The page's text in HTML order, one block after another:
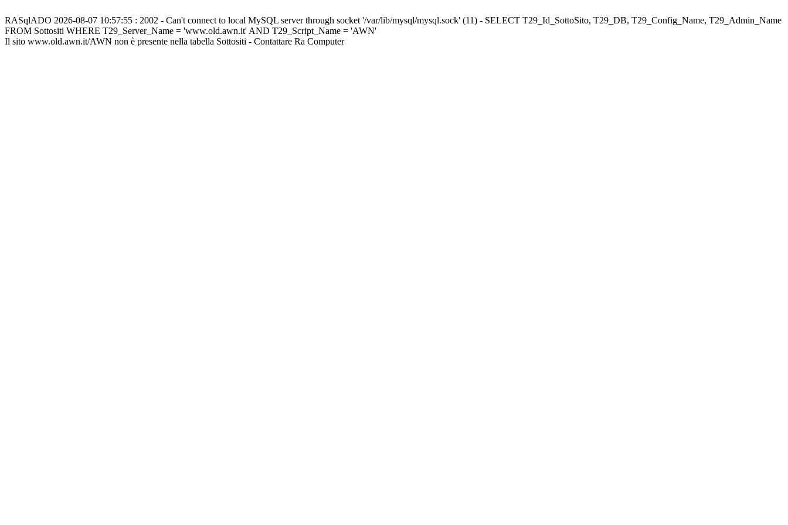
RASqlADO 2026-08-07 10:57:55 : 2002 - Can't connect to local MySQL server through socket '/var/lib/mysql/mysql.sock' (11) - SELECT T29_Id_SottoSito, T29_DB, T29_Config_Name, T29_Admin_Name
FROM Sottositi WHERE T29_Server_Name = 'www.old.awn.it' AND T29_Script_Name = 'AWN'
Il sito www.old.awn.it/AWN non è presente nella tabella Sottositi - Contattare Ra Computer